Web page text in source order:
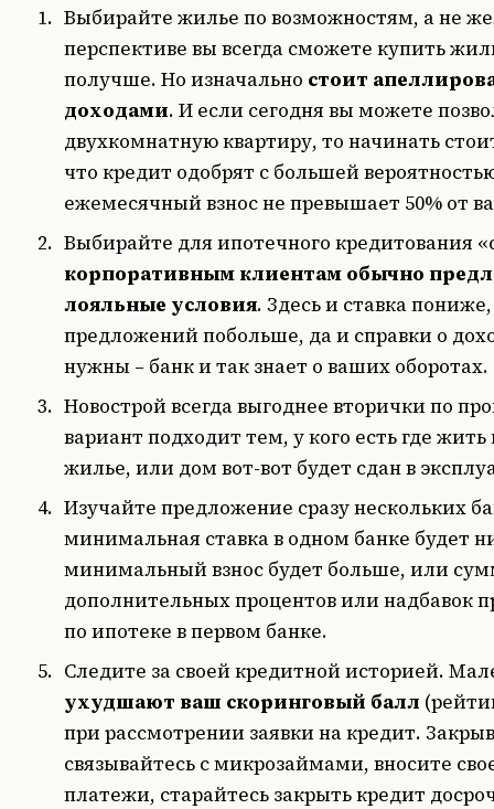
Выбирайте жилье по возможностям, а не
перспективе вы всегда сможете купить
получше. Но изначально стоит
доходами. И если сегодня вы можете
двухкомнатную квартиру, то начинать
что кредит одобрят с большей
ежемесячный взнос не превышает 50% от
Выбирайте для ипотечного кредитования
корпоративным клиентам обычно
лояльные условия. Здесь и ставка
предложений побольше, да и справки о
нужны – банк и так знает о ваших оборотах.
Новострой всегда выгоднее вторички по
вариант подходит тем, у кого есть где жить
жилье, или дом вот-вот будет сдан в
Изучайте предложение сразу нескольких
минимальная ставка в одном банке будет
минимальный взнос будет больше, или
дополнительных процентов или надбавок
по ипотеке в первом банке.
Следите за своей кредитной историей.
ухудшают ваш скоринговый балл
при рассмотрении заявки на кредит.
связывайтесь с микрозаймами, вносите
платежи, старайтесь закрыть кредит